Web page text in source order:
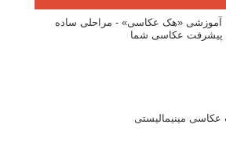
آموزشی «هک عکاسی» - مراحلی ساده
پیشرفت عکاسی شما
عکاسی مینیمالیستی